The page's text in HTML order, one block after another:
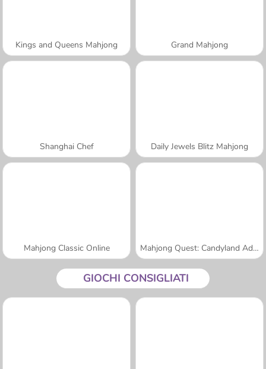
Kings and Queens Mahjong Grand Mahjong
Shanghai Chef Daily Jewels Blitz Mahjong
Mahjong Classic Online Mahjong Quest: Candyland Adventures
GIOCHI CONSIGLIATI